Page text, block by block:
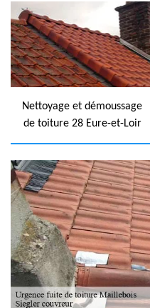
Nettoyage et démoussage
de toiture 28 Eure-et-Loir